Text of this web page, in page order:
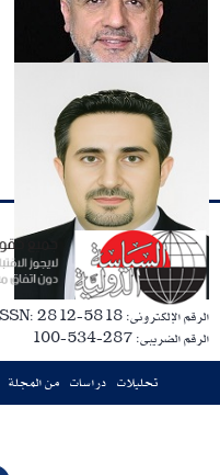
الرقم الإلكترونى: ISSN: 2812-5818
الرقم الضريبى: 287-534-100
تحليلات دراسات من المجلة